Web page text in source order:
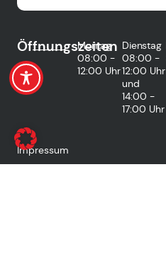
Öffnungszeiten
Montag
08:00 -
12:00 Uhr
Dienstag
08:00 -
12:00 Uhr
und
14:00 -
17:00 Uhr
Impressum